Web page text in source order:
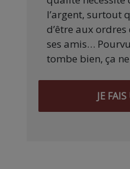
l’argent, surtout
d’être aux
ses amis…
tombe bien, ça
JE